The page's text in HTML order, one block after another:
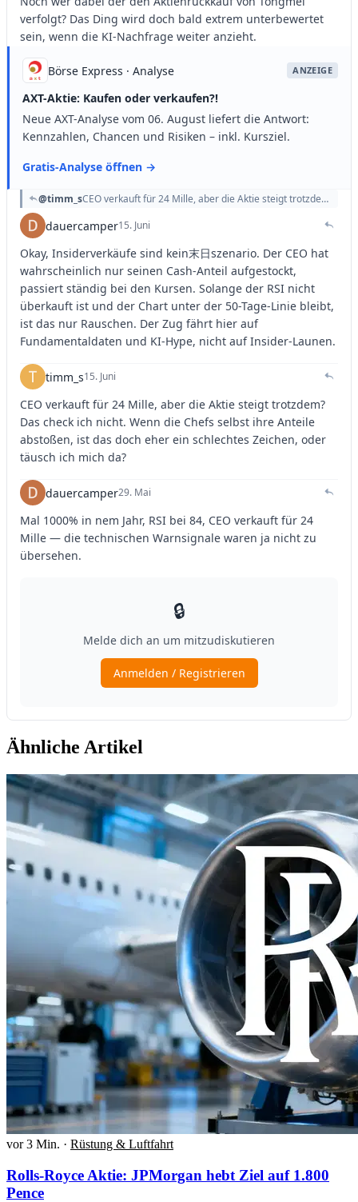
Ähnliche Artikel
vor 3 Min. · Rüstung & Luftfahrt
Rolls-Royce Aktie: JPMorgan hebt Ziel auf 1.800
Pence